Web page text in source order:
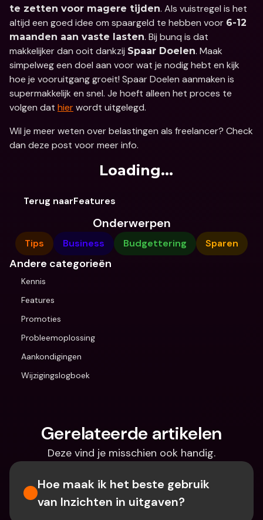
te zetten voor magere tijden. Als vuistregel is het
altijd een goed idee om spaargeld te hebben voor 6-12
maanden aan vaste lasten. Bij bunq is dat
makkelijker dan ooit dankzij Spaar Doelen. Maak
simpelweg een doel aan voor wat je nodig hebt en kijk
hoe je vooruitgang groeit! Spaar Doelen aanmaken is
supermakkelijk en snel. Je hoeft alleen het proces te
volgen dat hier wordt uitgelegd.
Wil je meer weten over belastingen als freelancer? Check
dan deze post voor meer info.
Loading...
Terug naarFeatures
Onderwerpen
Tips Business Budgettering Sparen
Andere categorieën
Kennis
Features
Promoties
Probleemoplossing
Aankondigingen
Wijzigingslogboek
Gerelateerde artikelen
Deze vind je misschien ook handig.
Hoe maak ik het beste gebruik
van Inzichten in uitgaven?